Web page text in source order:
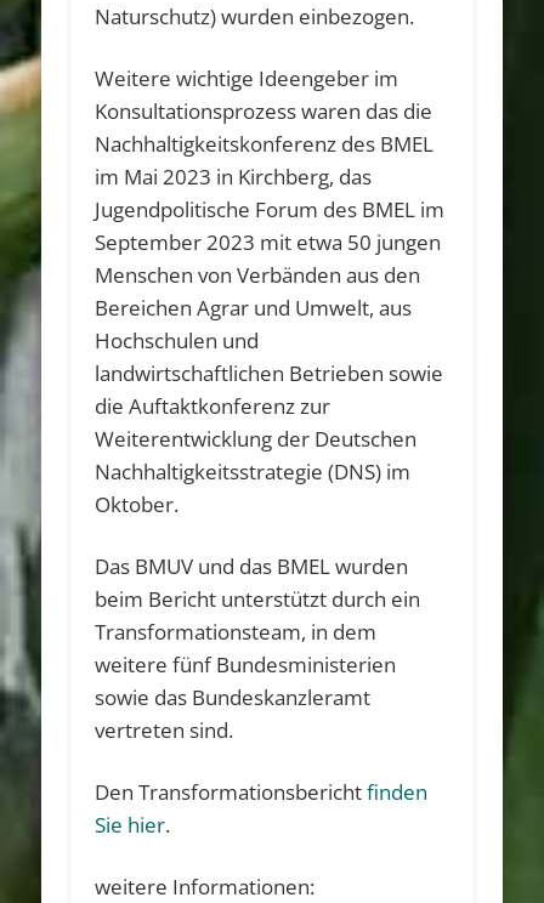
Naturschutz) wurden einbezogen.
Weitere wichtige Ideengeber im
Konsultationsprozess waren das die
Nachhaltigkeitskonferenz des BMEL
im Mai 2023 in Kirchberg, das
Jugendpolitische Forum des BMEL im
September 2023 mit etwa 50 jungen
Menschen von Verbänden aus den
Bereichen Agrar und Umwelt, aus
Hochschulen und
landwirtschaftlichen Betrieben sowie
die Auftaktkonferenz zur
Weiterentwicklung der Deutschen
Nachhaltigkeitsstrategie (DNS) im
Oktober.
Das BMUV und das BMEL wurden
beim Bericht unterstützt durch ein
Transformationsteam, in dem
weitere fünf Bundesministerien
sowie das Bundeskanzleramt
vertreten sind.
Den Transformationsberichtfinden
Sie hier.
weitere Informationen: